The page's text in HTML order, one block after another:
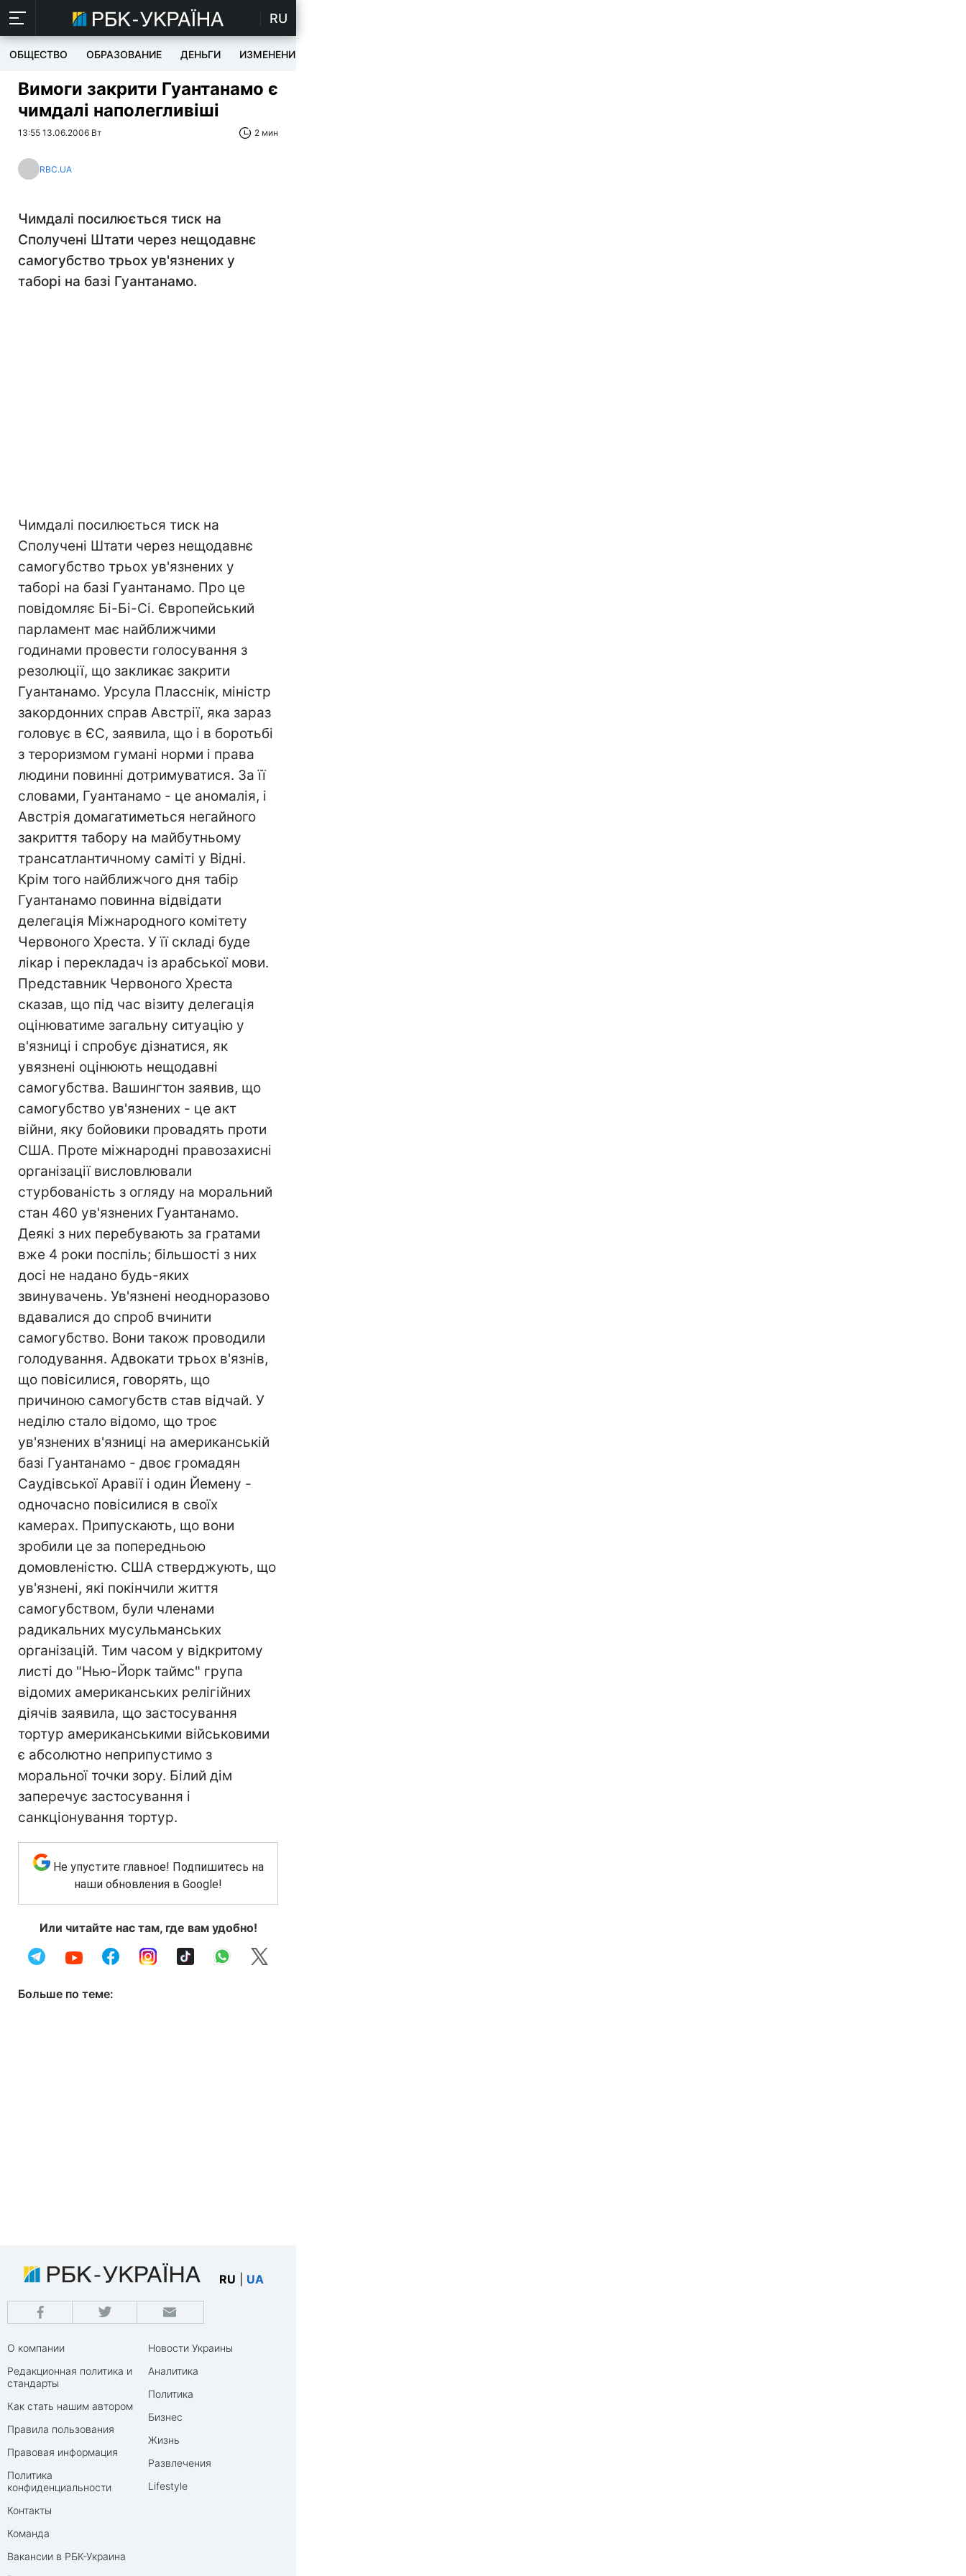
RU
ОБЩЕСТВО ОБРАЗОВАНИЕ ДЕНЬГИ ИЗМЕНЕНИЯ
Вимоги закрити Гуантанамо є
чимдалі наполегливіші
13:55 13.06.2006 Вт 2 мин
RBC.UA
Чимдалі посилюється тиск на
Сполучені Штати через нещодавнє
самогубство трьох ув'язнених у
таборі на базі Гуантанамо.
Чимдалі посилюється тиск на
Сполучені Штати через нещодавнє
самогубство трьох ув'язнених у
таборі на базі Гуантанамо. Про це
повідомляє Бі-Бі-Сі. Європейський
парламент має найближчими
годинами провести голосування з
резолюції, що закликає закрити
Гуантанамо. Урсула Пласснік, міністр
закордонних справ Австрії, яка зараз
головує в ЄС, заявила, що і в боротьбі
з тероризмом гумані норми і права
людини повинні дотримуватися. За її
словами, Гуантанамо - це аномалія, і
Австрія домагатиметься негайного
закриття табору на майбутньому
трансатлантичному саміті у Відні.
Крім того найближчого дня табір
Гуантанамо повинна відвідати
делегація Міжнародного комітету
Червоного Хреста. У її складі буде
лікар і перекладач із арабської мови.
Представник Червоного Хреста
сказав, що під час візиту делегація
оцінюватиме загальну ситуацію у
в'язниці і спробує дізнатися, як
увязнені оцінюють нещодавні
самогубства. Вашингтон заявив, що
самогубство ув'язнених - це акт
війни, яку бойовики провадять проти
США. Проте міжнародні правозахисні
організації висловлювали
стурбованість з огляду на моральний
стан 460 ув'язнених Гуантанамо.
Деякі з них перебувають за гратами
вже 4 роки поспіль; більшості з них
досі не надано будь-яких
звинувачень. Ув'язнені неодноразово
вдавалися до спроб вчинити
самогубство. Вони також проводили
голодування. Адвокати трьох в'язнів,
що повісилися, говорять, що
причиною самогубств став відчай. У
неділю стало відомо, що троє
ув'язнених в'язниці на американській
базі Гуантанамо - двоє громадян
Саудівської Аравії і один Йемену -
одночасно повісилися в своїх
камерах. Припускають, що вони
зробили це за попередньою
домовленістю. США стверджують, що
ув'язнені, які покінчили життя
самогубством, були членами
радикальних мусульманських
організацій. Тим часом у відкритому
листі до "Нью-Йорк таймс" група
відомих американських релігійних
діячів заявила, що застосування
тортур американськими військовими
є абсолютно неприпустимо з
моральної точки зору. Білий дім
заперечує застосування і
санкціонування тортур.
Не упустите главное! Подпишитесь на
наши обновления в Google!
Или читайте нас там, где вам удобно!
Больше по теме:
RU UA
О компании
Редакционная политика и
стандарты
Как стать нашим автором
Правила пользования
Правовая информация
Политика
конфиденциальности
Контакты
Команда
Вакансии в РБК-Украина
Новости Украины
Аналитика
Политика
Бизнес
Жизнь
Развлечения
Lifestyle